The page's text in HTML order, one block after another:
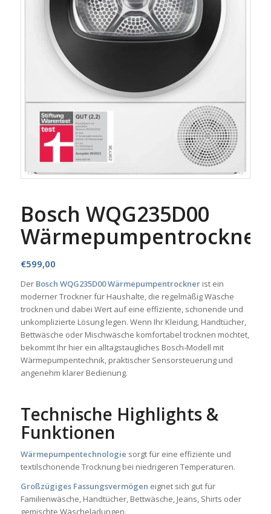
Bosch WQG235D00
Wärmepumpentrockner
€599,00
Der Bosch WQG235D00 Wärmepumpentrocknerist ein
moderner Trockner für Haushalte, die regelmäßig Wäsche
trocknen und dabei Wert auf eine effiziente, schonende und
unkomplizierte Lösung legen. Wenn Ihr Kleidung, Handtücher,
Bettwäsche oder Mischwäsche komfortabel trocknen möchtet,
bekommt Ihr hier ein alltagstaugliches Bosch-Modell mit
Wärmepumpentechnik, praktischer Sensorsteuerung und
angenehm klarer Bedienung.
Technische Highlights &
Funktionen
Wärmepumpentechnologie sorgt für eine effiziente und
textilschonende Trocknung bei niedrigeren Temperaturen.
Großzügiges Fassungsvermögen eignet sich gut für
Familienwäsche, Handtücher, Bettwäsche, Jeans, Shirts oder
gemischte Wäscheladungen.